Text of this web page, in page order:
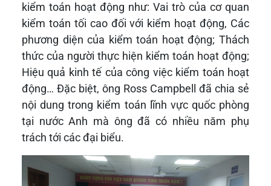
kiểm toán hoạt động như: Vai trò của cơ quan
kiểm toán tối cao đối với kiểm hoạt động, Các
phương diện của kiểm toán hoạt động; Thách
thức của người thực hiện kiểm toán hoạt động;
Hiệu quả kinh tế của công việc kiểm toán hoạt
động… Đặc biệt, ông Ross Campbell đã chia sẻ
nội dung trong kiểm toán lĩnh vực quốc phòng
tại nước Anh mà ông đã có nhiều năm phụ
trách tới các đại biểu.